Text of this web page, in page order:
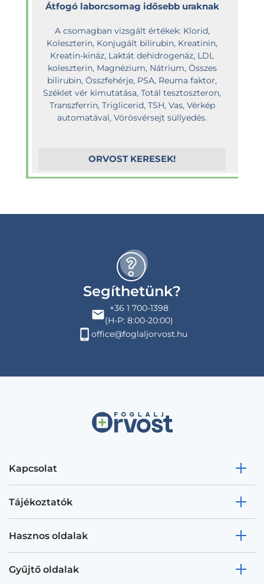
Átfogó laborcsomag idősebb uraknak
A csomagban vizsgált értékek: Klorid,
Koleszterin, Konjugált bilirubin, Kreatinin,
Kreatin-kináz, Laktát dehidrogenáz, LDL
koleszterin, Magnézium, Nátrium, Összes
bilirubin, Összfehérje, PSA, Reuma faktor,
Széklet vér kimutatása, Totál tesztoszteron,
Transzferrin, Triglicerid, TSH, Vas, Vérkép
automatával, Vörösvérsejt süllyedés.
ORVOST KERESEK!
Segíthetünk?
+36 1 700-1398
(H-P: 8:00-20:00)
office@foglaljorvost.hu
Kapcsolat
Tájékoztatók
Hasznos oldalak
Gyűjtő oldalak